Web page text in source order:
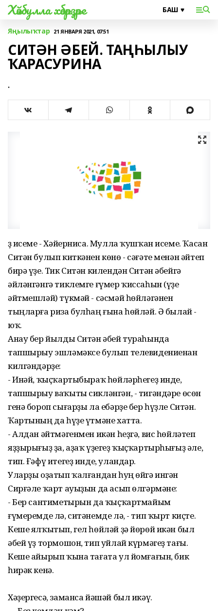
Хәйбулла хәбәрҙәре
Яңылыҡтар 21 ЯНВАРЯ 2021, 07:51
СИТӘН ӘБЕЙ. ТАҢҺЫЛЫУ
ҠАРАСУРИНА
.
Үҙ исеме - Хәйерниса. Мулла ҡушҡан исеме. Ҡасан
Ситән булып киткәнен көнө - сәғәте менән әйтеп
бирә үҙе. Тик Ситән килендән Ситән әбейгә
әйләнгәнгә тиклемге ғүмер ҡиссаһын (үҙе
әйтмешләй) түкмәй - сәсмәй һөйләгәнен
тыңларға риза булһаң ғына һөйләй. Ә былай -
юҡ.
Анау бер йылды Ситән әбей тураһында
тапшырыу эшләмәксе булып телевидениенан
килгәндәрҙе:
- Инәй, ҡыҫҡартыбыраҡ һөйләрһегеҙ инде,
тапшырыу ваҡыты сикләнгән, - тигәндәре өсөн
генә бороп сығарҙы ла ебәрҙе бер һүҙле Ситән.
Ҡартының да һүҙе үтмәне хатта.
- Алдан әйтмәгенмен икән һеҙгә, вис һөйләтеп
яҙҙырығыҙ ҙа, аҙаҡ үҙегеҙ ҡыҫҡартырһығыҙ әле,
тип. Ғәфү итегеҙ инде, уландар.
Уларҙы оҙатып ҡалғандан һуң өйгә ингән
Сирғәле ҡарт ауыҙын да асып өлгәрмәне:
- Бер сантиметырын да ҡыҫҡартмайым
ғүмеремде лә, ситәнемде лә, - тип ҡырт киҫте.
Кеше ялҡытып, гел һөйләй ҙә йөрөй икән был
әбей үҙ тормошон, тип уйлай күрмәгеҙ тағы.
Кеше айырып ҡына тағата ул йомғағын, бик
һирәк кенә.
Хәҙергесә, заманса йәшәй был икәү.